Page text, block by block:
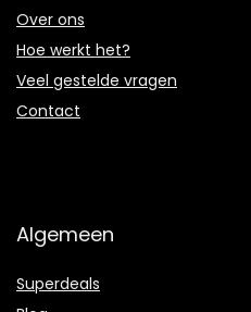
Over ons
Hoe werkt het?
Veel gestelde vragen
Contact
Algemeen
Superdeals